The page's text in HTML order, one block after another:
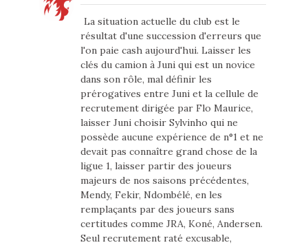
La situation actuelle du club est le
résultat d'une succession d'erreurs que
l'on paie cash aujourd'hui. Laisser les
clés du camion à Juni qui est un novice
dans son rôle, mal définir les
prérogatives entre Juni et la cellule de
recrutement dirigée par Flo Maurice,
laisser Juni choisir Sylvinho qui ne
possède aucune expérience de n°1 et ne
devait pas connaître grand chose de la
ligue 1, laisser partir des joueurs
majeurs de nos saisons précédentes,
Mendy, Fekir, Ndombélé, en les
remplaçants par des joueurs sans
certitudes comme JRA, Koné, Andersen.
Seul recrutement raté excusable,